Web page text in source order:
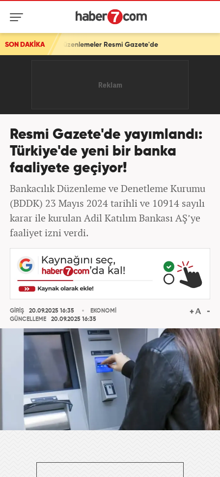
SON DAKİKA
düzenlemeler Resmi Gazete'de
Resmi Gazete'de yayımlandı:
Türkiye'de yeni bir banka
faaliyete geçiyor!
Bankacılık Düzenleme ve Denetleme Kurumu
(BDDK) 23 Mayıs 2024 tarihli ve 10914 sayılı
karar ile kurulan Adil Katılım Bankası AŞ’ye
faaliyet izni verdi.
GİRİŞ
20.09.2025 16:35
GÜNCELLEME
20.09.2025 16:35
EKONOMİ